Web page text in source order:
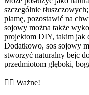
szczególnie
plamę, pozostawić na
sojowy można także
projektom DIY, takim jak
Dodatkowo, sos sojowy
stworzyć naturalny bejc
przedmiotom głęboki,
👨‍⚕️️ Ważne!